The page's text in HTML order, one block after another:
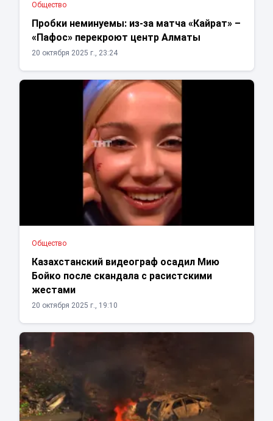
Общество
Пробки неминуемы: из-за матча «Кайрат» –
«Пафос» перекроют центр Алматы
20 октября 2025 г., 23:24
Общество
Казахстанский видеограф осадил Мию
Бойко после скандала с расистскими
жестами
20 октября 2025 г., 19:10